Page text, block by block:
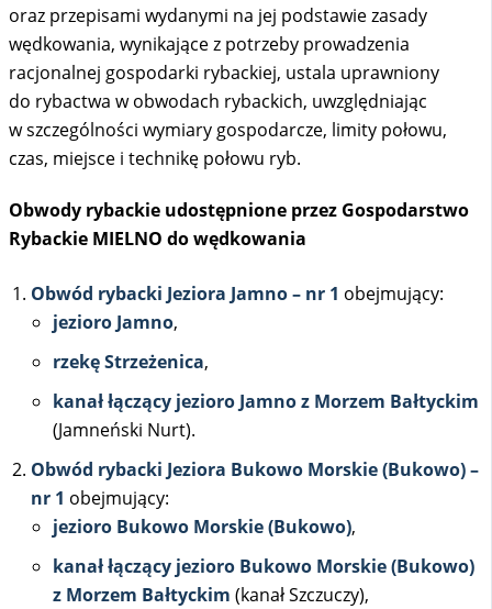
oraz przepisami wydanymi na jej podstawie zasady
wędkowania, wynikające z potrzeby prowadzenia
racjonalnej gospodarki rybackiej, ustala uprawniony
do rybactwa w obwodach rybackich, uwzględniając
w szczególności wymiary gospodarcze, limity połowu,
czas, miejsce i technikę połowu ryb.
Obwody rybackie udostępnione przez Gospodarstwo
Rybackie MIELNO do wędkowania
Obwód rybacki Jeziora Jamno – nr 1 obejmujący:
jezioro Jamno,
rzekę Strzeżenica,
kanał łączący jezioro Jamno z Morzem Bałtyckim
(Jamneński Nurt).
Obwód rybacki Jeziora Bukowo Morskie (Bukowo) –
nr 1 obejmujący:
jezioro Bukowo Morskie (Bukowo),
kanał łączący jezioro Bukowo Morskie (Bukowo)
z Morzem Bałtyckim (kanał Szczuczy),